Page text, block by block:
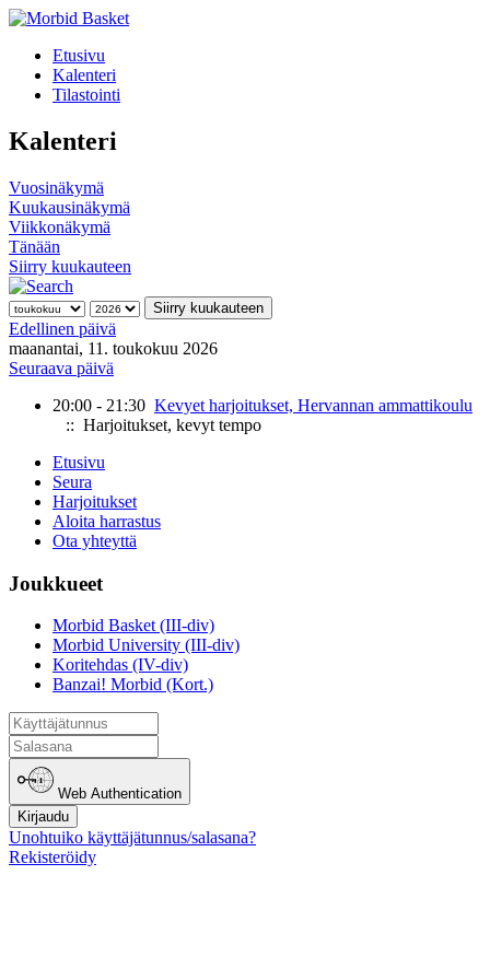
Etusivu
Kalenteri
Tilastointi
Kalenteri
Vuosinäkymä
Kuukausinäkymä
Viikkonäkymä
Tänään
Siirry kuukauteen
Siirry kuukauteen
Edellinen päivä
maanantai, 11. toukokuu 2026
Seuraava päivä
20:00 - 21:30 Kevyet harjoitukset, Hervannan ammattikoulu
:: Harjoitukset, kevyt tempo
Etusivu
Seura
Harjoitukset
Aloita harrastus
Ota yhteyttä
Joukkueet
Morbid Basket (III-div)
Morbid University (III-div)
Koritehdas (IV-div)
Banzai! Morbid (Kort.)
Web Authentication
Kirjaudu
Unohtuiko käyttäjätunnus/salasana?
Rekisteröidy